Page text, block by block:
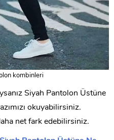
kombinleri
Siyah Pantolon Üstüne
okuyabilirsiniz.
net fark edebilirsiniz.